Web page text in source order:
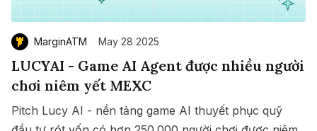
MarginATM May 28 2025
LUCYAI - Game AI Agent được nhiều người
chơi niêm yết MEXC
Pitch Lucy AI - nền tảng game AI thuyết phục quỹ